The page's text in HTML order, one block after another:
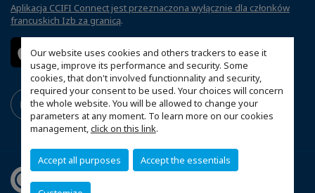
Our website uses cookies and others trackers to ease it
usage, improve its performance and security. Some
cookies, that don't involved functionnality and security,
required your consent to be used. Your choices will concern
the whole website. You will be allowed to change your
parameters at any moment. To learn more on our cookies
management,click on this link.
Accept all purposes Accept the essentials
Aplikacja CCIFI Connect jest przeznaczona wyłącznie dla członków
francuskich Izb za granicą.